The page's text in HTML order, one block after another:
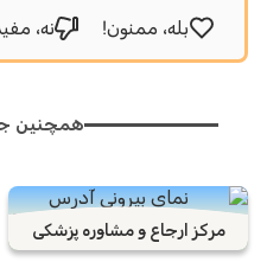
بله، ممنون!
نه، مفید
همچنین جالب
ارجاع و مشاوره پزشکی